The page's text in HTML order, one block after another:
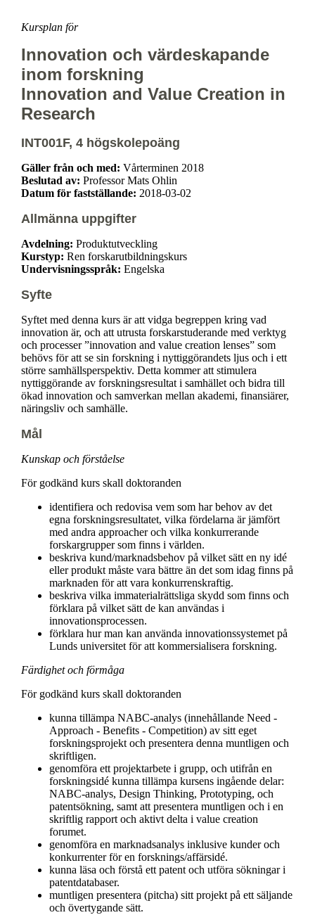
Kursplan för
Innovation och värdeskapande
inom forskning
Innovation and Value Creation in
Research
INT001F, 4 högskolepoäng
Gäller från och med: Vårterminen 2018
Beslutad av: Professor Mats Ohlin
Datum för fastställande: 2018-03-02
Allmänna uppgifter
Avdelning: Produktutveckling
Kurstyp: Ren forskarutbildningskurs
Undervisningsspråk: Engelska
Syfte
Syftet med denna kurs är att vidga begreppen kring vad
innovation är, och att utrusta forskarstuderande med verktyg
och processer ”innovation and value creation lenses” som
behövs för att se sin forskning i nyttiggörandets ljus och i ett
större samhällsperspektiv. Detta kommer att stimulera
nyttiggörande av forskningsresultat i samhället och bidra till
ökad innovation och samverkan mellan akademi, finansiärer,
näringsliv och samhälle.
Mål
Kunskap och förståelse
För godkänd kurs skall doktoranden
identifiera och redovisa vem som har behov av det
egna forskningsresultatet, vilka fördelarna är jämfört
med andra approacher och vilka konkurrerande
forskargrupper som finns i världen.
beskriva kund/marknadsbehov på vilket sätt en ny idé
eller produkt måste vara bättre än det som idag finns på
marknaden för att vara konkurrenskraftig.
beskriva vilka immaterialrättsliga skydd som finns och
förklara på vilket sätt de kan användas i
innovationsprocessen.
förklara hur man kan använda innovationssystemet på
Lunds universitet för att kommersialisera forskning.
Färdighet och förmåga
För godkänd kurs skall doktoranden
kunna tillämpa NABC-analys (innehållande Need -
Approach - Benefits - Competition) av sitt eget
forskningsprojekt och presentera denna muntligen och
skriftligen.
genomföra ett projektarbete i grupp, och utifrån en
forskningsidé kunna tillämpa kursens ingående delar:
NABC-analys, Design Thinking, Prototyping, och
patentsökning, samt att presentera muntligen och i en
skriftlig rapport och aktivt delta i value creation
forumet.
genomföra en marknadsanalys inklusive kunder och
konkurrenter för en forsknings/affärsidé.
kunna läsa och förstå ett patent och utföra sökningar i
patentdatabaser.
muntligen presentera (pitcha) sitt projekt på ett säljande
och övertygande sätt.